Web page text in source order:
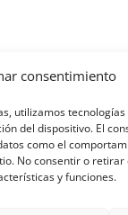
consentimiento
utilizamos
del dispositivo. El
como el
No consentir o
y funciones.